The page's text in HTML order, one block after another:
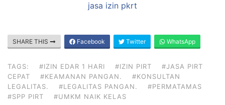
jasa izin pkrt
SHARE THIS Facebook Twitter WhatsApp
TAGS: #IZIN EDAR 1 HARI #IZIN PIRT
#JASA PIRT
CEPAT
#KEAMANAN PANGAN.
#KONSULTAN
LEGALITAS.
#LEGALITAS PANGAN.
#PERMATAMAS
#SPP PIRT
#UMKM NAIK KELAS